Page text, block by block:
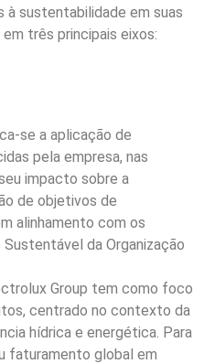
sustentabilidade em suas
três principais eixos:
se a aplicação de
pela empresa, nas
impacto sobre a
de objetivos de
alinhamento com os
da Organização
Group tem como foco
centrado no contexto da
hídrica e energética. Para
faturamento global em